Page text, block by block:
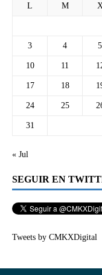
L M
3 4 5
10 11
17 18
24 25
31
« Jul
SEGUIR EN
Tweets by CMKXDigital